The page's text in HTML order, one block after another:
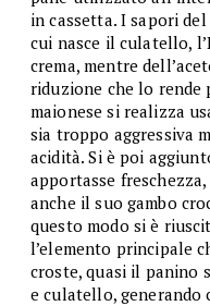
in cassetta. I sapori
cui nasce il culatello,
crema, mentre
riduzione che lo rende
maionese si realizza
sia troppo aggressiva
acidità. Si è poi
apportasse
anche il suo gambo
questo modo si è
l’elemento principale
croste, quasi il panino
e culatello, generando